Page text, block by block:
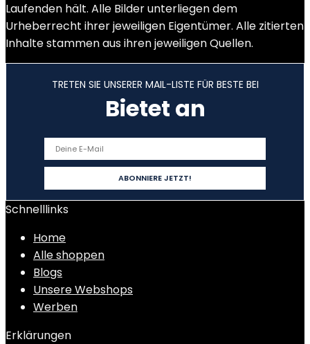
Laufenden hält. Alle Bilder unterliegen dem
Urheberrecht ihrer jeweiligen Eigentümer. Alle zitierten
Inhalte stammen aus ihren jeweiligen Quellen.
TRETEN SIE UNSERER MAIL-LISTE FÜR BESTE BEI
Bietet an
Schnelllinks
Home
Alle shoppen
Blogs
Unsere Webshops
Werben
Erklärungen